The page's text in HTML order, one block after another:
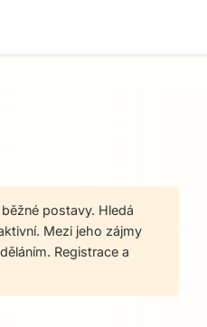
postavy. Hledá
Mezi jeho zájmy
Registrace a